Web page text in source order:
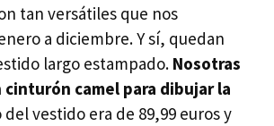
tan versátiles que nos
a diciembre. Y sí, quedan
largo estampado. Nosotras
cinturón camel para dibujar la
del vestido era de 89,99 euros y